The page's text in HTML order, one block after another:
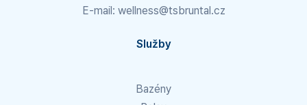
E-mail: wellness@tsbruntal.cz
Služby
Bazény